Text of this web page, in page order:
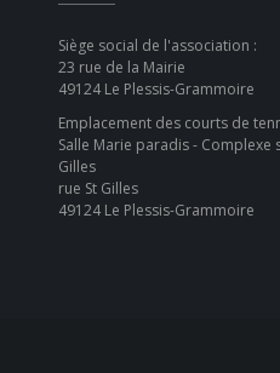
Siège social de l'association :
23 rue de la Mairie
49124 Le Plessis-Grammoire
Emplacement des courts de
Salle Marie paradis - Complexe
Gilles
rue St Gilles
49124 Le Plessis-Grammoire